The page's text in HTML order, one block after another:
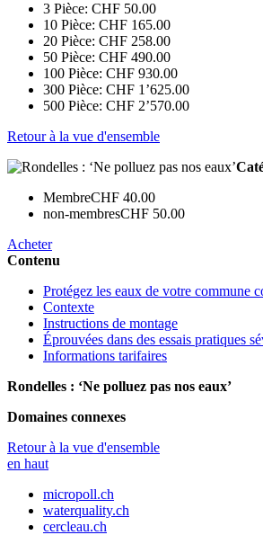
3 Pièce: CHF 50.00
10 Pièce: CHF 165.00
20 Pièce: CHF 258.00
50 Pièce: CHF 490.00
100 Pièce: CHF 930.00
300 Pièce: CHF 1’625.00
500 Pièce: CHF 2’570.00
Retour à la vue d'ensemble
MembreCHF 40.00
non-membresCHF 50.00
Acheter
Contenu
Protégez les eaux de votre commune
Contexte
Instructions de montage
Éprouvées dans des essais pratiques
Informations tarifaires
Rondelles : ‘Ne polluez pas nos eaux’
Domaines connexes
Retour à la vue d'ensemble
en haut
micropoll.ch
waterquality.ch
cercleau.ch